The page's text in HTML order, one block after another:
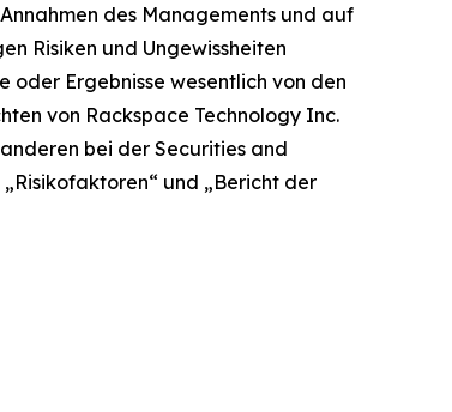
des Managements und auf
Risiken und Ungewissheiten
Ergebnisse wesentlich von den
von Rackspace Technology Inc.
bei der Securities and
und „Bericht der